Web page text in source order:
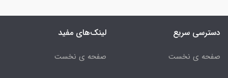
دسترسی سریع
صفحه ی نخست
لینک‌های مفید
صفحه ی نخست